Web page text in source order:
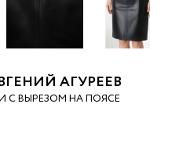
АГУРЕЕВ
С ВЫРЕЗОМ НА ПОЯСЕ